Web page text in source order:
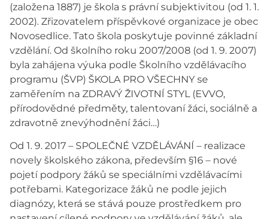
(založena 1887) je škola s právní subjektivitou (od 1. 1.
2002). Zřizovatelem příspěvkové organizace je obec
Novosedlice. Tato škola poskytuje povinné základní
vzdělání. Od školního roku 2007/2008 (od 1. 9. 2007)
byla zahájena výuka podle Školního vzdělávacího
programu (ŠVP) ŠKOLA PRO VŠECHNY se
zaměřením na ZDRAVÝ ŽIVOTNÍ STYL (EVVO,
přírodovědné předměty, talentovaní žáci, sociálně a
zdravotně znevýhodnění žáci…)
Od 1. 9. 2017 – SPOLEČNÉ VZDĚLÁVÁNÍ – realizace
novely školského zákona, především §16 – nové
pojetí podpory žáků se speciálními vzdělávacími
potřebami. Kategorizace žáků ne podle jejich
diagnózy, která se stává pouze prostředkem pro